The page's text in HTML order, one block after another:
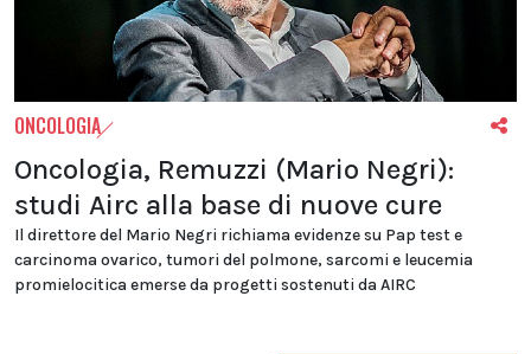
ONCOLOGIA
Oncologia, Remuzzi (Mario Negri):
studi Airc alla base di nuove cure
Il direttore del Mario Negri richiama evidenze su Pap test e
carcinoma ovarico, tumori del polmone, sarcomi e leucemia
promielocitica emerse da progetti sostenuti da AIRC